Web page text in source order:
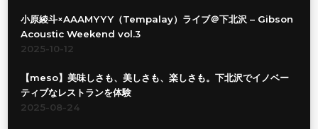
小原綾斗×AAAMYYY（Tempalay）ライブ＠下北沢 – Gibson
Acoustic Weekend vol.3
2025-10-12
【meso】美味しさも、美しさも、楽しさも。下北沢でイノベー
ティブなレストランを体験
2025-08-24